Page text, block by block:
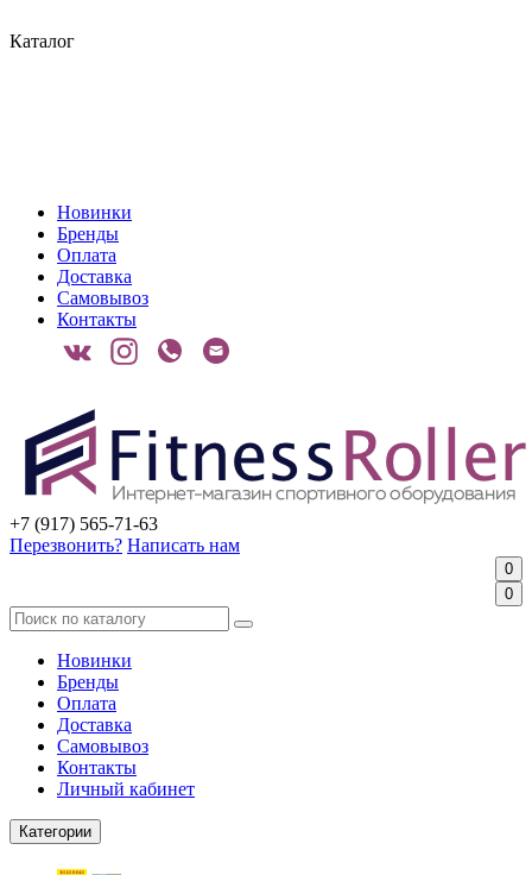
Каталог
Новинки
Бренды
Оплата
Доставка
Самовывоз
Контакты
+7 (917) 565-71-63
Перезвонить? Написать нам
0
0
Новинки
Бренды
Оплата
Доставка
Самовывоз
Контакты
Личный кабинет
Категории